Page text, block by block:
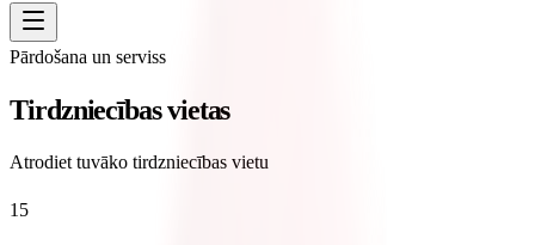
Pārdošana un serviss
Tirdzniecības vietas
Atrodiet tuvāko tirdzniecības vietu
15